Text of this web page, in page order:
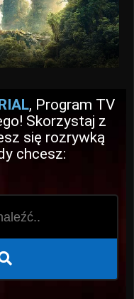
, Program TV
Skorzystaj z
się rozrywką
chcesz: